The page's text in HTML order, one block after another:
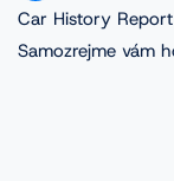
Car History
Samozrejme vám